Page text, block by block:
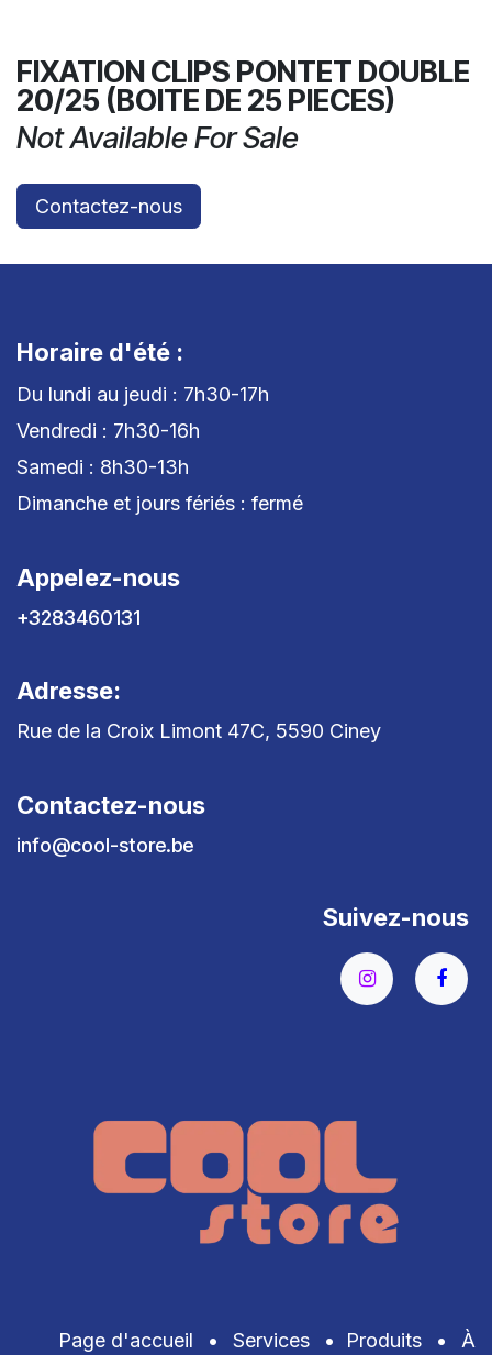
FIXATION CLIPS PONTET DOUBLE
20/25 (BOITE DE 25 PIECES)
Not Available For Sale
Contactez-nous
Horaire d'été :
Du lundi au jeudi : 7h30-17h
Vendredi : 7h30-16h
Samedi : 8h30-13h
Dimanche et jours fériés : fermé
Appelez-nous
+3283460131
Adresse:
Rue de la Croix Limont 47C, 5590 Ciney
Contactez-nous
info@cool-store.be
Suivez-nous
Page d'accueil • Services • Produits • À